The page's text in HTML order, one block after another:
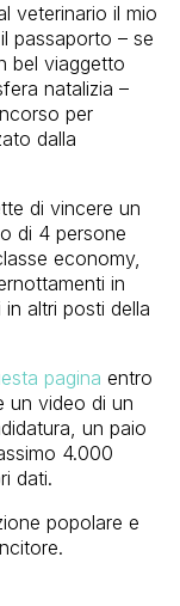
veterinario il mio
passaporto – se
bel viaggetto
natalizia –
per
dalla
di vincere un
di 4 persone
economy,
in
altri posti della
pagina entro
un video di un
un paio
4.000
dati.
popolare e